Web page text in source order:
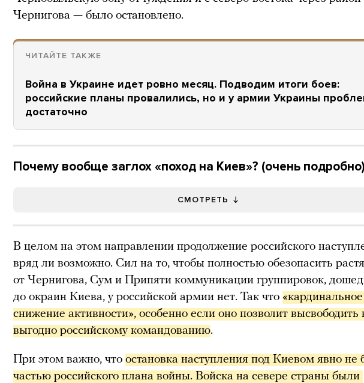
Чернигова — было остановлено.
ЧИТАЙТЕ ТАКЖЕ
Война в Украине идет ровно месяц. Подводим итоги боев:
российские планы провалились, но и у армии Украины
достаточно
Почему вообще заглох «поход на Киев»? (очень подробно)
СМОТРЕТЬ
В целом на этом направлении продолжение российского
вряд ли возможно. Сил на то, чтобы полностью обезопасить
от Чернигова, Сум и Припяти коммуникации группировок,
до окраин Киева, у российской армии нет. Так что «кардинальное
снижение активности», особенно если оно позволит высвободить
выгодно российскому командованию.
При этом важно, что остановка наступления под Киевом явно не
частью российского плана войны. Войска на севере страны были